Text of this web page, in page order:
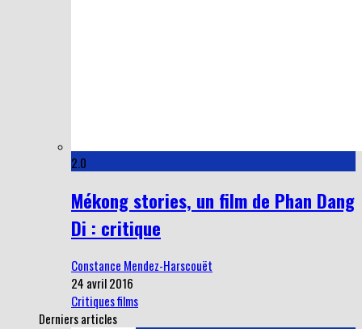
2.0
Mékong stories, un film de Phan Dang
Di : critique
Constance Mendez-Harscouët
24 avril 2016
Critiques films
Derniers articles